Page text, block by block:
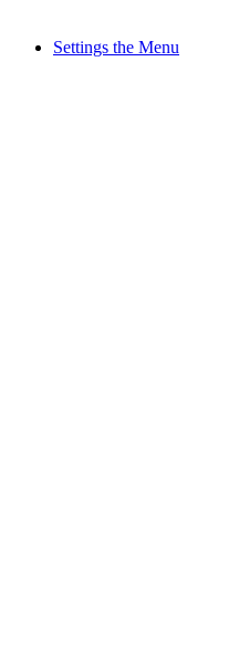
Settings the Menu